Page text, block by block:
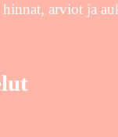
arviot ja